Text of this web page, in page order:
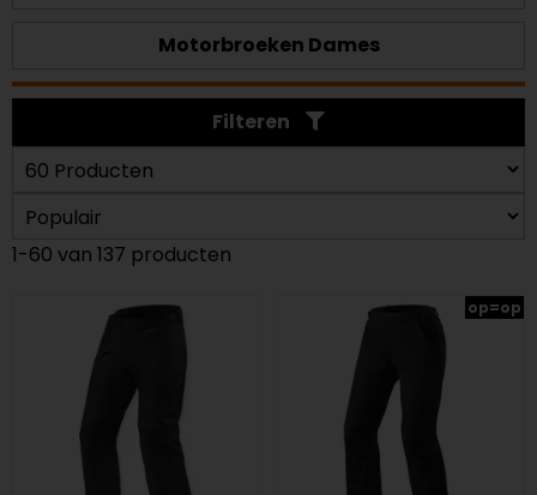
Motorbroeken Dames
Filteren
1-60 van 137 producten
op=op